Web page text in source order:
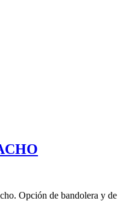
Opción de bandolera y de